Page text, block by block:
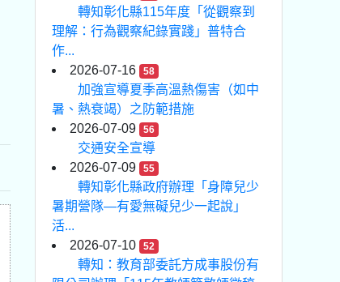
轉知彰化縣115年度「從觀察到
理解：行為觀察紀錄實踐」普特合
作...
2026-07-16
58
加強宣導夏季高溫熱傷害（如中
暑、熱衰竭）之防範措施
2026-07-09
56
交通安全宣導
2026-07-09
55
轉知彰化縣政府辦理「身障兒少
暑期營隊—有愛無礙兒少一起說」
活...
2026-07-10
52
轉知：教育部委託方成事股份有